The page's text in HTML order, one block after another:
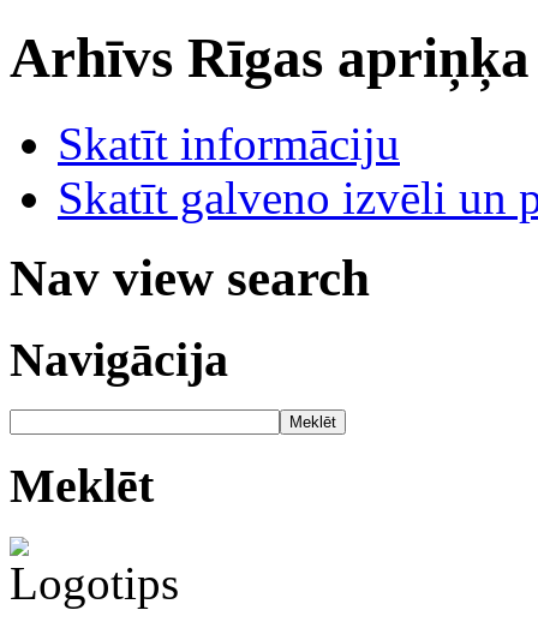
Arhīvs Rīgas
Skatīt informāciju
Skatīt galveno izvēli un
Nav view search
Navigācija
Meklēt
Meklēt